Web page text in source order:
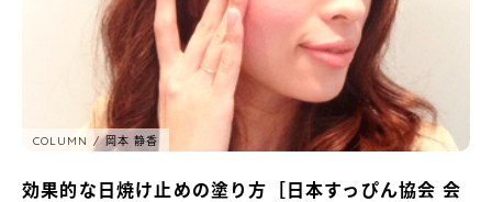
COLUMN 岡本 静香
効果的な日焼け止めの塗り方［日本すっぴん協会 会